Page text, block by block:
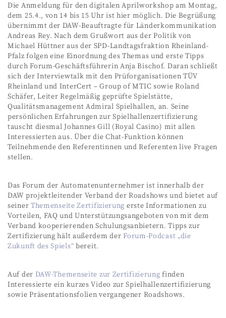
Die Anmeldung für den digitalen Aprilworkshop am Montag,
dem 25.4., von 14 bis 15 Uhr ist hier möglich. Die Begrüßung
übernimmt der DAW-Beauftragte für Länderkommunikation
Andreas Rey. Nach dem Grußwort aus der Politik von
Michael Hüttner aus der SPD-Landtagsfraktion Rheinland-
Pfalz folgen eine Einordnung des Themas und erste Tipps
durch Forum-Geschäftsführerin Anja Bischof. Daran schließt
sich der Interviewtalk mit den Prüforganisationen TÜV
Rheinland und InterCert – Group of MTIC sowie Roland
Schäfer, Leiter Regelmäßig geprüfte Spielstätte,
Qualitätsmanagement Admiral Spielhallen, an. Seine
persönlichen Erfahrungen zur Spielhallenzertifizierung
tauscht diesmal Johannes Gill (Royal Casino) mit allen
Interessierten aus. Über die Chat-Funktion können
Teilnehmende den Referentinnen und Referenten live Fragen
stellen.
Das Forum der Automatenunternehmer ist innerhalb der
DAW projektleitender Verband der Roadshows und bietet auf
seiner Themenseite Zertifizierung erste Informationen zu
Vorteilen, FAQ und Unterstützungsangeboten von mit dem
Verband kooperierenden Schulungsanbietern. Tipps zur
Zertifizierung hält außerdem der Forum-Podcast „die
Zukunft des Spiels“ bereit.
Auf der DAW-Themenseite zur Zertifizierung finden
Interessierte ein kurzes Video zur Spielhallenzertifizierung
sowie Präsentationsfolien vergangener Roadshows.